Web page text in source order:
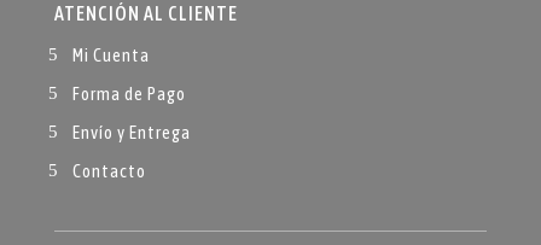
ATENCIÓN AL CLIENTE
Mi Cuenta
Forma de Pago
Envío y Entrega
Contacto